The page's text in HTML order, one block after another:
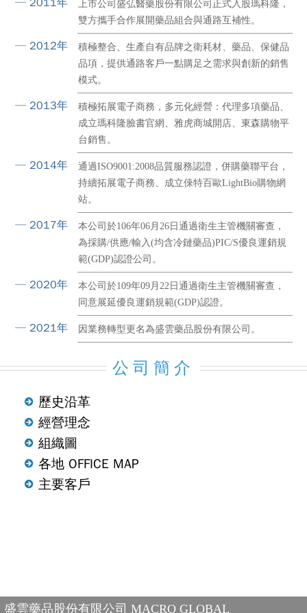
─ 2011年
上市公司盛弘醫藥股份有限公司正式入股瑪科隆，
雙方攜手合作展開藥品組合與通路互補性。
─ 2012年
積極整合、生產自有品牌之衛耗材、藥品、保健品
品項，提供通路客戶一點購足之需求與創新的銷售
模式。
─ 2013年
積極拓展電子商務，多元化經營：代理多項藥品、
成立瑪科隆臉書官網、雅虎商城開店、東森購物平
台銷售。
─ 2014年
通過ISO9001:2008品質服務認證，併購藥聯平台，
持續拓展電子商務、成立倈特百歐LightBio購物網
站。
─ 2017年
本公司於106年06月26日通過衛生主管機關審查，
為採購/供應/輸入(均含冷鏈藥品)PIC/S優良運銷規
範(GDP)認證公司。
─ 2020年
本公司於109年09月22日通過衛生主管機關審查，
同意展延優良運銷規範(GDP)認證。
─ 2021年 因業務轉型更名為盛雲藥品股份有限公司。
公司簡介
歷史沿革
經營理念
組織圖
各地 OFFICE MAP
主要客戶
盛雲藥品股份有限公司 MACRO GLOBAL